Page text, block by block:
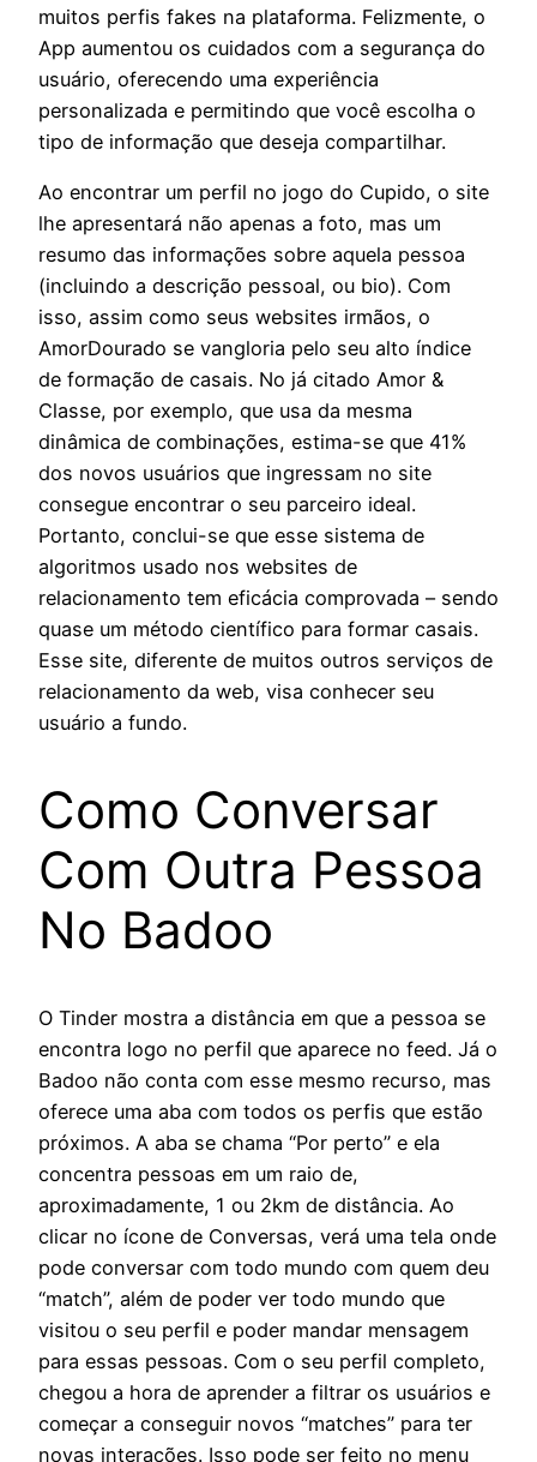
muitos perfis fakes na plataforma. Felizmente, o
App aumentou os cuidados com a segurança do
usuário, oferecendo uma experiência
personalizada e permitindo que você escolha o
tipo de informação que deseja compartilhar.
Ao encontrar um perfil no jogo do Cupido, o site
lhe apresentará não apenas a foto, mas um
resumo das informações sobre aquela pessoa
(incluindo a descrição pessoal, ou bio). Com
isso, assim como seus websites irmãos, o
AmorDourado se vangloria pelo seu alto índice
de formação de casais. No já citado Amor &
Classe, por exemplo, que usa da mesma
dinâmica de combinações, estima-se que 41%
dos novos usuários que ingressam no site
consegue encontrar o seu parceiro ideal.
Portanto, conclui-se que esse sistema de
algoritmos usado nos websites de
relacionamento tem eficácia comprovada – sendo
quase um método científico para formar casais.
Esse site, diferente de muitos outros serviços de
relacionamento da web, visa conhecer seu
usuário a fundo.
Como Conversar
Com Outra Pessoa
No Badoo
O Tinder mostra a distância em que a pessoa se
encontra logo no perfil que aparece no feed. Já o
Badoo não conta com esse mesmo recurso, mas
oferece uma aba com todos os perfis que estão
próximos. A aba se chama “Por perto” e ela
concentra pessoas em um raio de,
aproximadamente, 1 ou 2km de distância. Ao
clicar no ícone de Conversas, verá uma tela onde
pode conversar com todo mundo com quem deu
“match”, além de poder ver todo mundo que
visitou o seu perfil e poder mandar mensagem
para essas pessoas. Com o seu perfil completo,
chegou a hora de aprender a filtrar os usuários e
começar a conseguir novos “matches” para ter
novas interações. Isso pode ser feito no menu